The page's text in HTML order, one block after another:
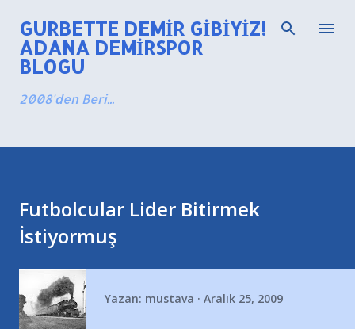
Ana içeriğe atla
GURBETTE DEMIR GIBIYIZ!
ADANA DEMIRSPOR
BLOGU
2008'den Beri...
Futbolcular Lider Bitirmek
İstiyormuş
Yazan: mustava Aralık 25, 2009